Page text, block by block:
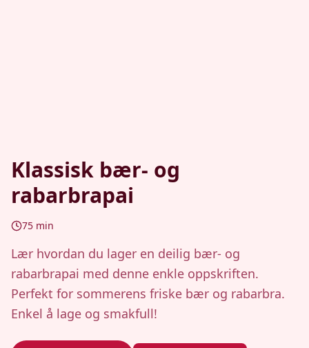
Klassisk bær- og
rabarbrapai
75 min
Lær hvordan du lager en deilig bær- og
rabarbrapai med denne enkle oppskriften.
Perfekt for sommerens friske bær og rabarbra.
Enkel å lage og smakfull!